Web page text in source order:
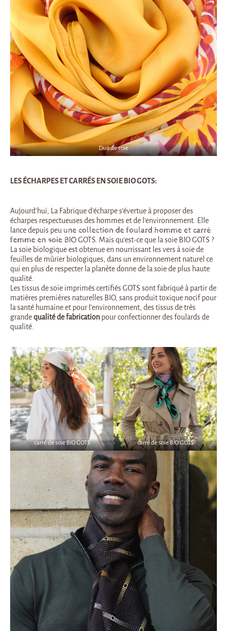
Duo de soie
LES ÉCHARPES ET CARRÉS EN SOIE BIO GOTS:
Aujourd’hui, La Fabrique d’écharpe s’évertue à proposer des
écharpes respectueuses des hommes et de l’environnement. Elle
lance depuis peuune collection de foulard homme et carré
femme en soie BIOGOTS. Mais qu’est-ce que la soie BIO GOTS ?
La soie biologique est obtenue en nourrissant les vers à soie de
feuilles de mûrier biologiques, dans un environnement naturel ce
qui en plus de respecter la planète donne de la soie de plus haute
qualité.
Les tissus de soie imprimés certifiés GOTS sont fabriqué à partir de
matières premières naturelles BIO, sans produit toxique nocif pour
la santé humaine et pour l’environnement, des tissus de très
grandequalité de fabrication pour confectionner des foulards de
qualité.
carré de soie BIO GOTS carré de soie BIO GOTS